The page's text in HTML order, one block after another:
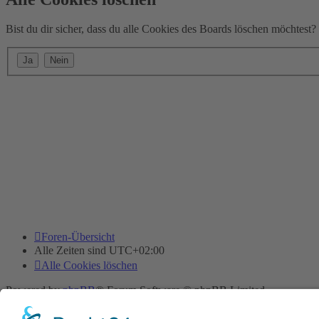
Bist du dir sicher, dass du alle Cookies des Boards löschen möchtest?
Foren-Übersicht
Alle Zeiten sind UTC+02:00
Alle Cookies löschen
Powered byphpBB® Forum Software © phpBB Limited
Deutsche Übersetzung durch